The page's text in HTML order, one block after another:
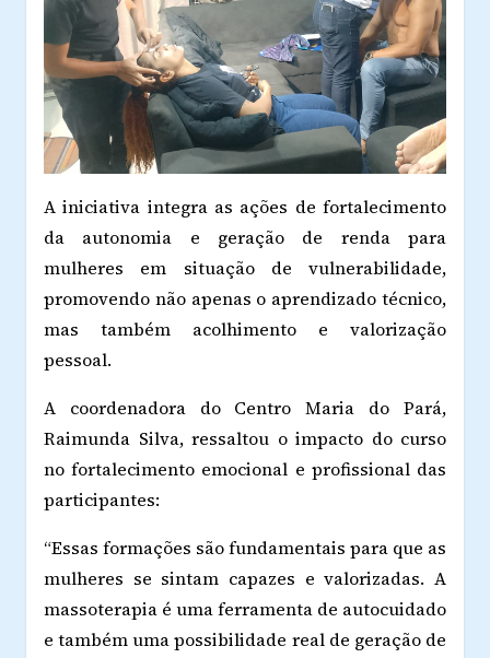
A iniciativa integra as ações de fortalecimento
da autonomia e geração de renda para
mulheres em situação de vulnerabilidade,
promovendo não apenas o aprendizado técnico,
mas também acolhimento e valorização
pessoal.
A coordenadora do Centro Maria do Pará,
Raimunda Silva, ressaltou o impacto do curso
no fortalecimento emocional e profissional das
participantes:
“Essas formações são fundamentais para que as
mulheres se sintam capazes e valorizadas. A
massoterapia é uma ferramenta de autocuidado
e também uma possibilidade real de geração de